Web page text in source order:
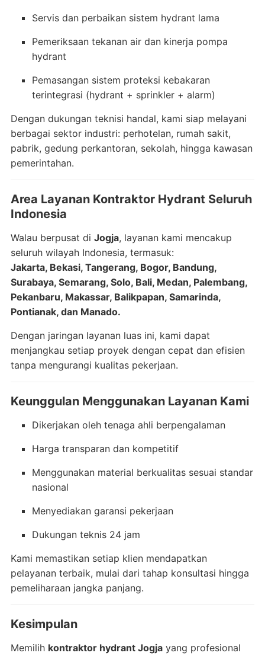
Servis dan perbaikan sistem hydrant lama
Pemeriksaan tekanan air dan kinerja pompa
hydrant
Pemasangan sistem proteksi kebakaran
terintegrasi (hydrant + sprinkler + alarm)
Dengan dukungan teknisi handal, kami siap melayani
berbagai sektor industri: perhotelan, rumah sakit,
pabrik, gedung perkantoran, sekolah, hingga kawasan
pemerintahan.
Area Layanan Kontraktor Hydrant Seluruh
Indonesia
Walau berpusat di Jogja, layanan kami mencakup
seluruh wilayah Indonesia, termasuk:
Jakarta, Bekasi, Tangerang, Bogor, Bandung,
Surabaya, Semarang, Solo, Bali, Medan, Palembang,
Pekanbaru, Makassar, Balikpapan, Samarinda,
Pontianak, dan Manado.
Dengan jaringan layanan luas ini, kami dapat
menjangkau setiap proyek dengan cepat dan efisien
tanpa mengurangi kualitas pekerjaan.
Keunggulan Menggunakan Layanan Kami
Dikerjakan oleh tenaga ahli berpengalaman
Harga transparan dan kompetitif
Menggunakan material berkualitas sesuai standar
nasional
Menyediakan garansi pekerjaan
Dukungan teknis 24 jam
Kami memastikan setiap klien mendapatkan
pelayanan terbaik, mulai dari tahap konsultasi hingga
pemeliharaan jangka panjang.
Kesimpulan
Memilih kontraktor hydrant Jogjayang profesional